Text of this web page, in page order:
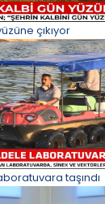
çıkıyor
taşındı